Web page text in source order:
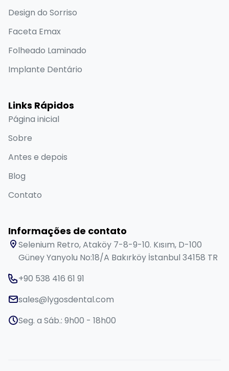
Design do Sorriso
Faceta Emax
Folheado Laminado
Implante Dentário
Links Rápidos
Página inicial
Sobre
Antes e depois
Blog
Contato
Informações de contato
Selenium Retro, Ataköy 7-8-9-10. Kısım, D-100
Güney Yanyolu No:18/A Bakırköy İstanbul 34158 TR
+90 538 416 61 91
sales@lygosdental.com
Seg. a Sáb.: 9h00 - 18h00